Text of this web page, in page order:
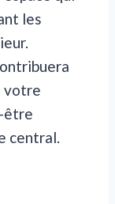
les
votre
être
central.